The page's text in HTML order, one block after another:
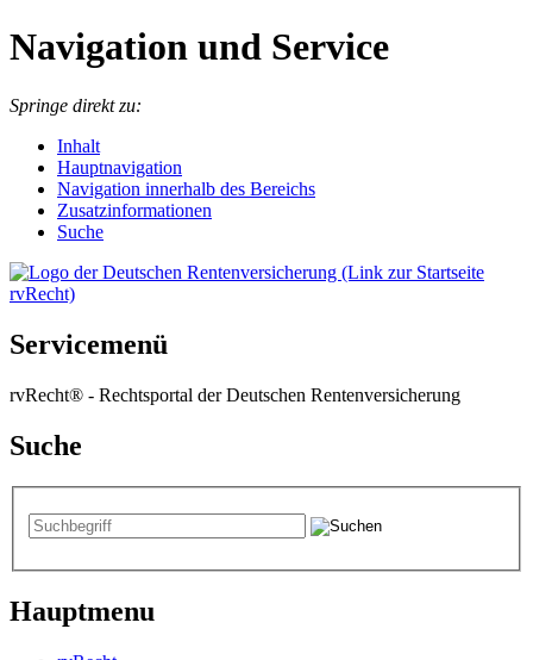
Navigation und Service
Springe direkt zu:
Inhalt
Hauptnavigation
Navigation innerhalb des Bereichs
Zusatzinformationen
Suche
Servicemenü
rvRecht® - Rechtsportal der Deutschen Rentenversicherung
Suche
Hauptmenu